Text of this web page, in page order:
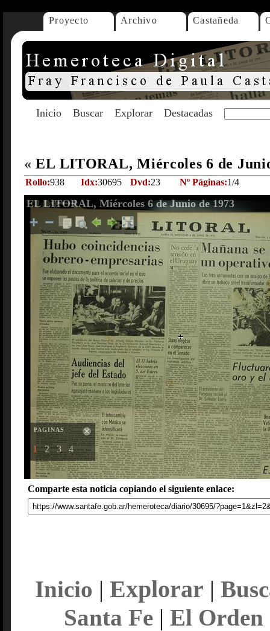
Proyecto Archivo Castañeda
Inicio Buscar Explorar Destacadas
« EL LITORAL, Miércoles 6 de
Rollo:938 Idx:30695 Dvd:23 Nº Páginas:1/4
EL LITORAL, Miércoles 6 de Junio de 1973
PAGINAS
1 2 3 4
Comparte esta noticia copiando el siguiente enlace:
Inicio | Explorar |
Santa Fe| El Orden